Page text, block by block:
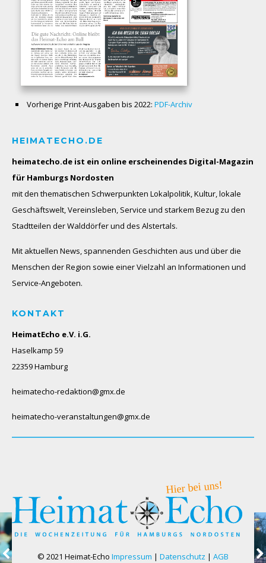
Vorherige Print-Ausgaben bis 2022: PDF-Archiv
HEIMATECHO.DE
heimatecho.de ist ein online erscheinendes Digital-Magazin
für Hamburgs Nordosten
mit den thematischen Schwerpunkten Lokalpolitik, Kultur, lokale
Geschäftswelt, Vereinsleben, Service und starkem Bezug zu den
Stadtteilen der Walddörfer und des Alstertals.
Mit aktuellen News, spannenden Geschichten aus und über die
Menschen der Region sowie einer Vielzahl an Informationen und
Service-Angeboten.
KONTAKT
HeimatEcho e.V. i.G.
Haselkamp 59
22359 Hamburg
heimatecho-redaktion@gmx.de
heimatecho-veranstaltungen@gmx.de
© 2021 Heimat-Echo Impressum | Datenschutz | AGB